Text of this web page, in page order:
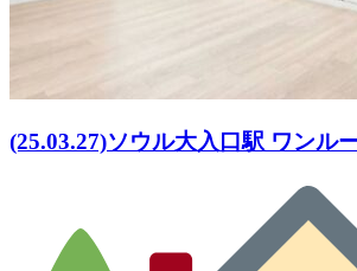
(25.03.27)ソウル大入口駅 ワンル